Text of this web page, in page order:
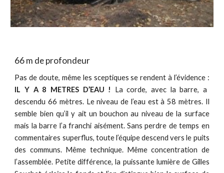
66 m de profondeur
Pas de doute, même les sceptiques se rendent à l’évidence :
IL Y A 8 METRES D’EAU !
La corde, avec la barre, a
descendu 66 mètres. Le niveau de l’eau est à 58 mètres. Il
semble bien qu’il y ait un bouchon au niveau de la surface
mais la barre l’a franchi aisément. Sans perdre de temps en
commentaires superflus, toute l’équipe descend vers le puits
des communs. Même technique. Même concentration de
l’assemblée. Petite différence, la puissante lumière de Gilles